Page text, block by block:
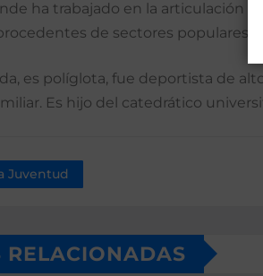
ha trabajado en la articulación
de sectores populares
es políglota, fue deportista de
Es hijo del catedrático
Juventud
RELACIONADAS